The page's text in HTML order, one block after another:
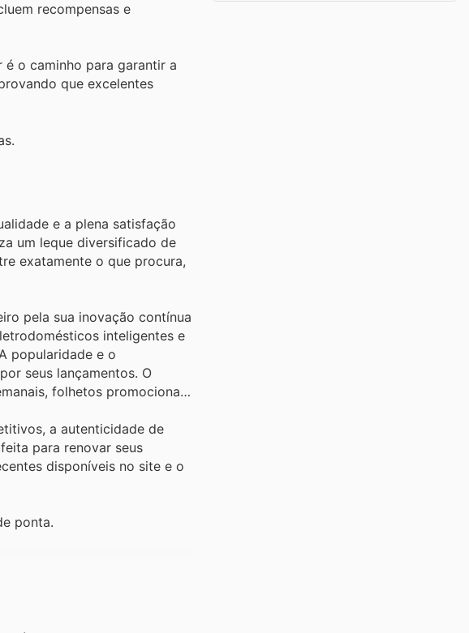
recompensas e
é o caminho para garantir a
que excelentes
e a plena satisfação
um leque diversificado de
exatamente o que procura,
pela sua inovação contínua
inteligentes e
popularidade e o
seus lançamentos. O
folhetos promocionais
a autenticidade de
para renovar seus
disponíveis no site e o
ponta.